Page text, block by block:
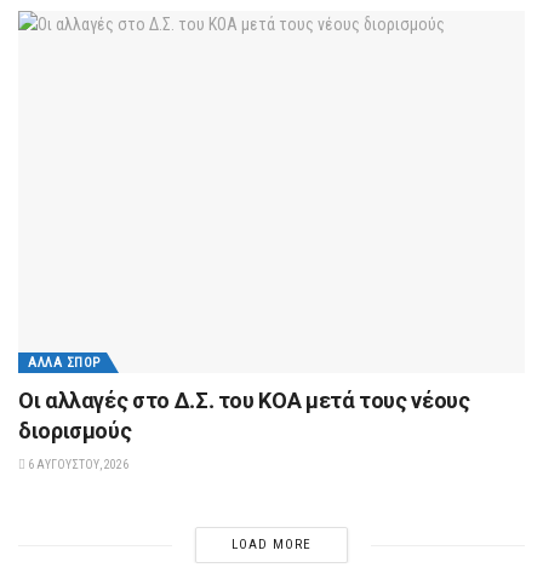
ΆΛΛΑ ΣΠΟΡ
Οι αλλαγές στο Δ.Σ. του ΚΟΑ μετά τους νέους
διορισμούς
6 ΑΥΓΟΎΣΤΟΥ, 2026
LOAD MORE